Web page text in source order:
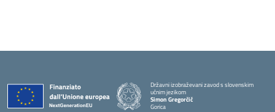
Državni izobraževani zavod s slovenskim
učnim jezikom
Simon Gregorčič
Gorica